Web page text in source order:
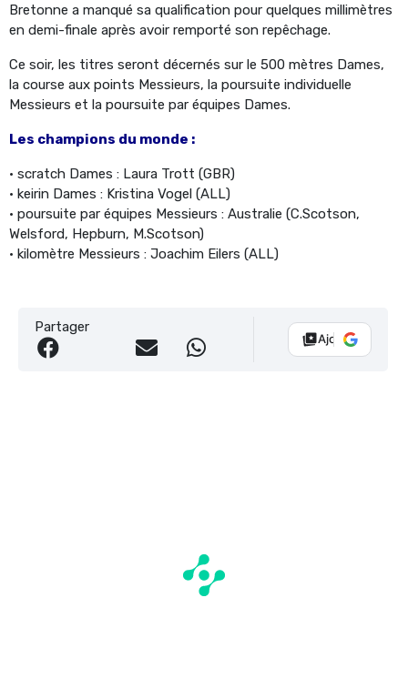
Bretonne a manqué sa qualification pour quelques millimètres
en demi-finale après avoir remporté son repêchage.
Ce soir, les titres seront décernés sur le 500 mètres Dames,
la course aux points Messieurs, la poursuite individuelle
Messieurs et la poursuite par équipes Dames.
Les champions du monde :
• scratch Dames : Laura Trott (GBR)
• keirin Dames : Kristina Vogel (ALL)
• poursuite par équipes Messieurs : Australie (C.Scotson,
Welsford, Hepburn, M.Scotson)
• kilomètre Messieurs : Joachim Eilers (ALL)
Partager
Ajouter Vélo